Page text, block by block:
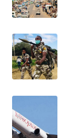
INDEKS
KONTAK
KAMI
IKLAN
TENTANG
KAMI